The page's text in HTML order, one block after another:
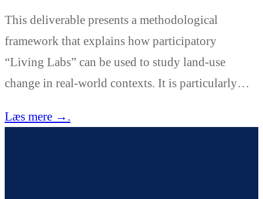
This deliverable presents a methodological
framework that explains how participatory
“Living Labs” can be used to study land-use
change in real-world contexts. It is particularly…
Læs mere →.